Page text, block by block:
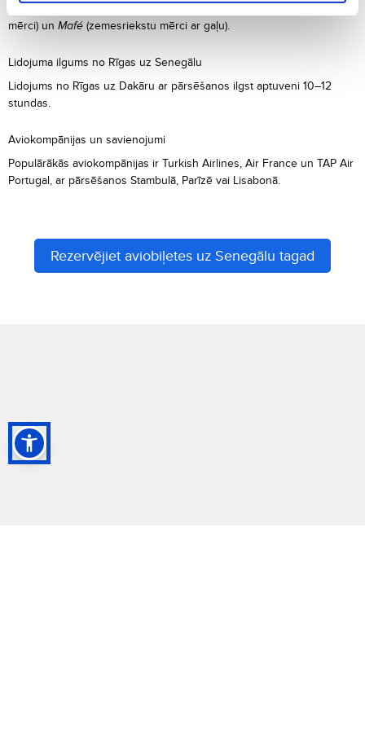
mērci) un Mafé (zemesriekstu mērci ar gaļu).
Lidojuma ilgums no Rīgas uz Senegālu
Lidojums no Rīgas uz Dakāru ar pārsēšanos ilgst aptuveni 10–12
stundas.
Aviokompānijas un savienojumi
Populārākās aviokompānijas ir Turkish Airlines, Air France un TAP Air
Portugal, ar pārsēšanos Stambulā, Parīzē vai Lisabonā.
Rezervējiet aviobiļetes uz Senegālu tagad